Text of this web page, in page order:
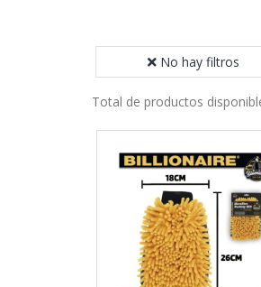
No hay filtros
Total de productos